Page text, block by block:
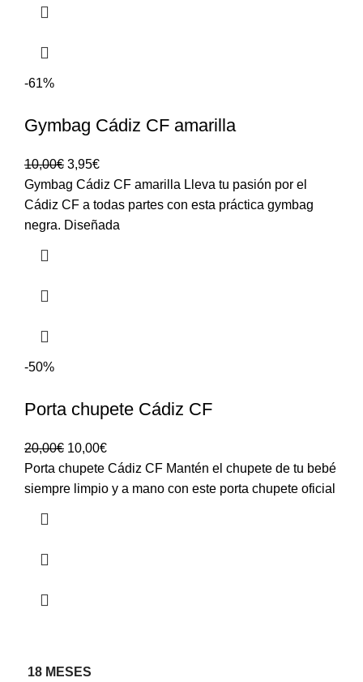
-61%
Gymbag Cádiz CF amarilla
10,00€ 3,95€
Gymbag Cádiz CF amarilla Lleva tu pasión por el
Cádiz CF a todas partes con esta práctica gymbag
negra. Diseñada
-50%
Porta chupete Cádiz CF
20,00€ 10,00€
Porta chupete Cádiz CF Mantén el chupete de tu bebé
siempre limpio y a mano con este porta chupete oficial
18 MESES